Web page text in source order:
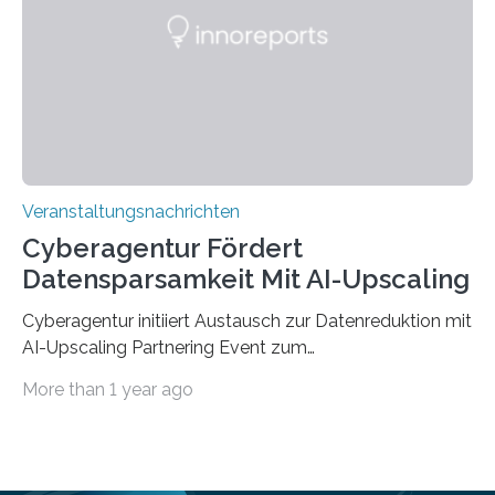
„QUAZAR“ mit insgesamt 1,15 Millionen Euro über vier
Veranstaltungsnachrichten
Cyberagentur Fördert
Datensparsamkeit Mit AI-Upscaling
Cyberagentur initiiert Austausch zur Datenreduktion mit
AI-Upscaling Partnering Event zum
innovative DatenverarbeitungDie Agentur für
More than 1 year ago